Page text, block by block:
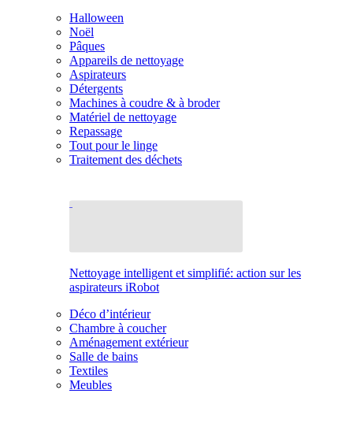
Halloween
Noël
Pâques
Appareils de nettoyage
Aspirateurs
Détergents
Machines à coudre & à broder
Matériel de nettoyage
Repassage
Tout pour le linge
Traitement des déchets
Nettoyage intelligent et simplifié: action sur les
aspirateurs iRobot
Déco d’intérieur
Chambre à coucher
Aménagement extérieur
Salle de bains
Textiles
Meubles